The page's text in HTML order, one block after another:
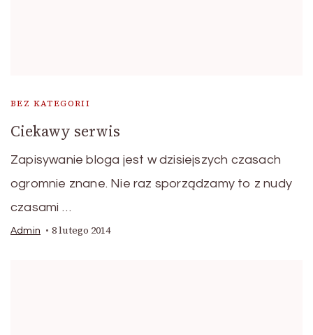
BEZ KATEGORII
Ciekawy serwis
Zapisywanie bloga jest w dzisiejszych czasach
ogromnie znane. Nie raz sporządzamy to z nudy
czasami …
Admin 8 lutego 2014